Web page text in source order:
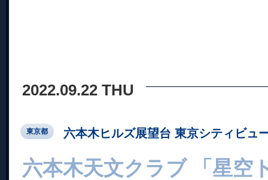
2022.09.22 THU
東京都 六本木ヒルズ展望台 東京シティビュ
六本木天文クラブ 「星空